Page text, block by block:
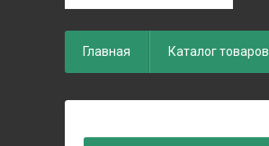
Главная Каталог товаров